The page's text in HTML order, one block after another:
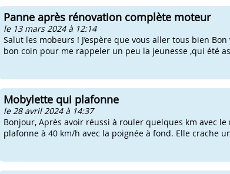
Panne après rénovation complète moteur
le 13 mars 2024 à 12:14
Salut les mobeurs ! J’espère que vous aller tous bien
bon coin pour me rappeler un peu la jeunesse ,qui été
Mobylette qui plafonne
le 28 avril 2024 à 14:37
Bonjour, Après avoir réussi à rouler quelques km avec
plafonne à 40 km/h avec la poignée à fond. Elle crache